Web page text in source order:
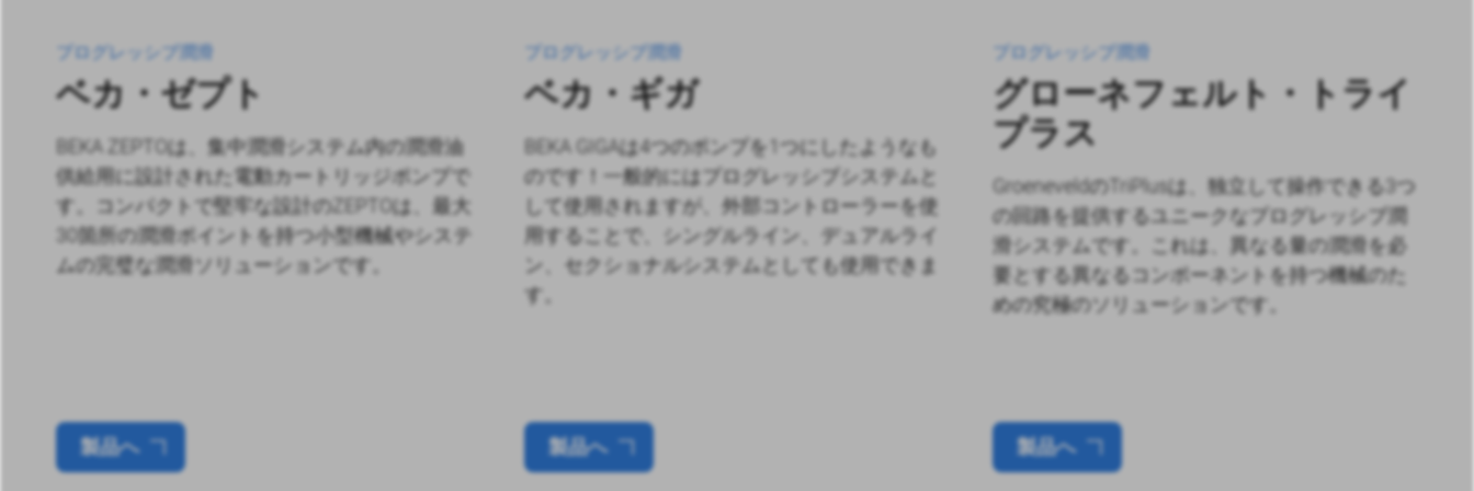
プログレッシブ潤滑
ベカ・ゼプト
BEKA ZEPTOは、集中潤滑システム内の潤滑油
供給用に設計された電動カートリッジポンプで
す。コンパクトで堅牢な設計のZEPTOは、最大
30箇所の潤滑ポイントを持つ小型機械やシステ
ムの完璧な潤滑ソリューションです。
製品へ
プログレッシブ潤滑
ベカ・ギガ
BEKA GIGAは4つのポンプを1つにしたようなも
のです！一般的にはプログレッシブシステムと
して使用されますが、外部コントローラーを使
用することで、シングルライン、デュアルライ
ン、セクショナルシステムとしても使用できま
す。
製品へ
プログレッシブ潤滑
グローネフェルト・トライ
プラス
GroeneveldのTriPlusは、独立して操作できる3つ
の回路を提供するユニークなプログレッシブ潤
滑システムです。これは、異なる量の潤滑を必
要とする異なるコンポーネントを持つ機械のた
めの究極のソリューションです。
製品へ